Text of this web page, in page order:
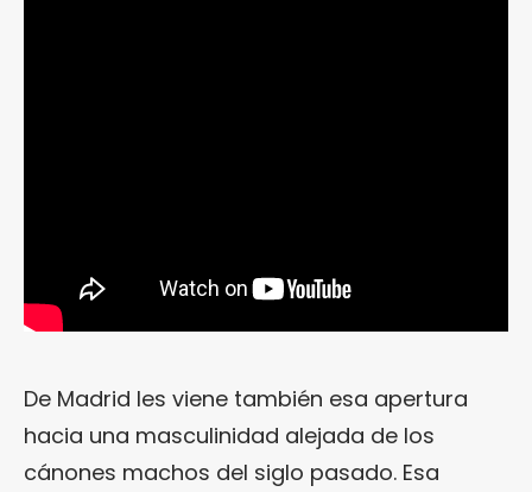
De Madrid les viene también esa apertura
hacia una masculinidad alejada de los
cánones machos del siglo pasado. Esa